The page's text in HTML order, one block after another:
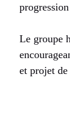
Le groupe
et projet